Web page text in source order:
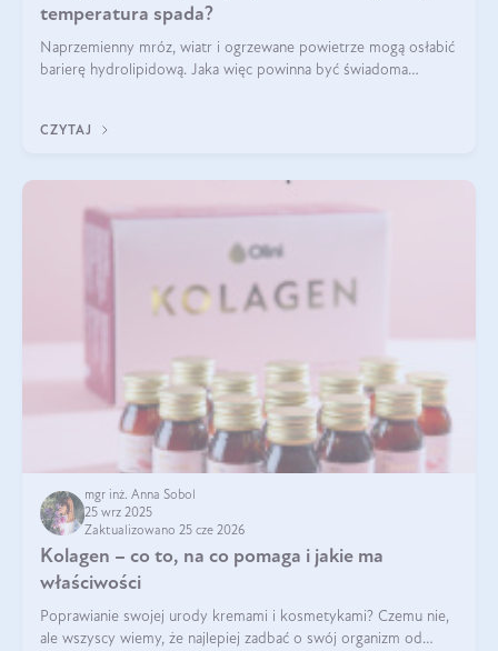
temperatura spada?
Naprzemienny mróz, wiatr i ogrzewane powietrze mogą osłabić
barierę hydrolipidową. Jaka więc powinna być świadoma
CZYTAJ
mgr inż. Anna Sobol
25 wrz 2025
Zaktualizowano 25 cze 2026
Kolagen – co to, na co pomaga i jakie ma
właściwości
Poprawianie swojej urody kremami i kosmetykami? Czemu nie,
ale wszyscy wiemy, że najlepiej zadbać o swój organizm od